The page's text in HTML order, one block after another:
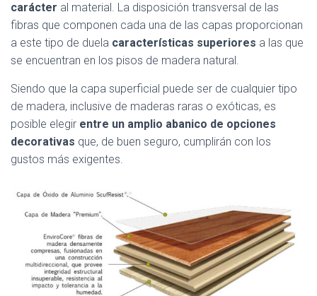
carácter al material. La disposición transversal de las
fibras que componen cada una de las capas proporcionan
a este tipo de duela características superiores a las que
se encuentran en los pisos de madera natural.
Siendo que la capa superficial puede ser de cualquier tipo
de madera, inclusive de maderas raras o exóticas, es
posible elegir entre un amplio abanico de opciones
decorativas que, de buen seguro, cumplirán con los
gustos más exigentes.